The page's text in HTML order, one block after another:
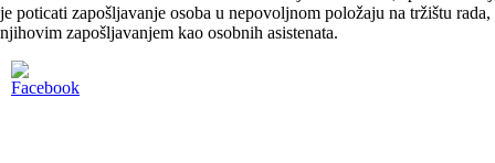
je poticati zapošljavanje osoba u nepovoljnom položaju na tržištu rada,
njihovim zapošljavanjem kao osobnih asistenata.